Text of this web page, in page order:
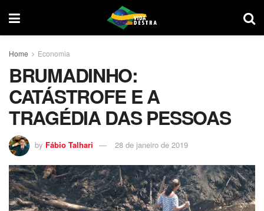
Home Economia
BRUMADINHO:
CATÁSTROFE E A
TRAGÉDIA DAS PESSOAS
by Fábio Talhari 28 de janeiro de 2019